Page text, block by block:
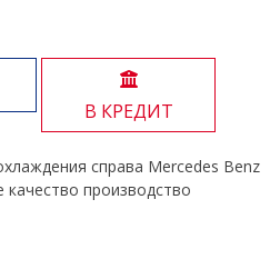
В КРЕДИТ
справа Mercedes Benz
производство